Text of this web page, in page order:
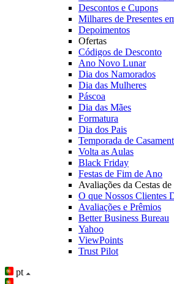
Descontos e Cupons
Milhares de Presentes
Depoimentos
Ofertas
Códigos de Desconto
Ano Novo Lunar
Dia dos Namorados
Dia das Mulheres
Páscoa
Dia das Mães
Formatura
Dia dos Pais
Temporada de
Volta as Aulas
Black Friday
Festas de Fim de Ano
Avaliações da Cestas de
O que Nossos Clientes
Avaliações e Prêmios
Better Business Bureau
Yahoo
ViewPoints
Trust Pilot
pt